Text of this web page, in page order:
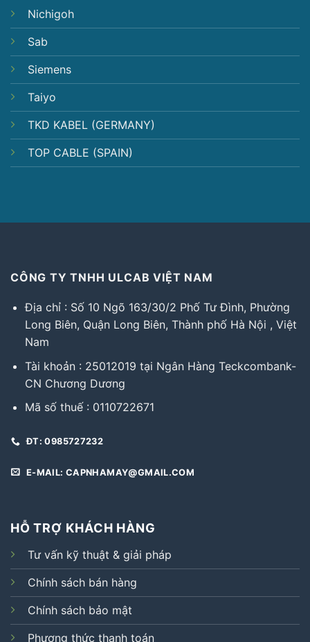
Nichigoh
Sab
Siemens
Taiyo
TKD KABEL (GERMANY)
TOP CABLE (SPAIN)
CÔNG TY TNHH ULCAB VIỆT NAM
Địa chỉ : Số 10 Ngõ 163/30/2 Phố Tư Đình, Phường
Long Biên, Quận Long Biên, Thành phố Hà Nội , Việt
Nam
Tài khoản : 25012019 tại Ngân Hàng Teckcombank-
CN Chương Dương
Mã số thuế : 0110722671
ĐT: 0985727232
E-MAIL: CAPNHAMAY@GMAIL.COM
HỖ TRỢ KHÁCH HÀNG
Tư vấn kỹ thuật & giải pháp
Chính sách bán hàng
Chính sách bảo mật
Phương thức thanh toán